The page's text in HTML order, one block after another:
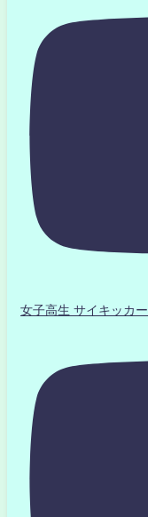
女子高生 サイキッカー